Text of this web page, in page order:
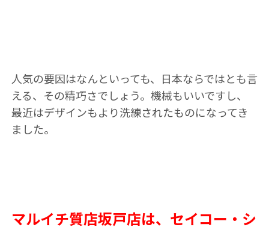
人気の要因はなんといっても、日本ならではとも言
える、その精巧さでしょう。機械もいいですし、
最近はデザインもより洗練されたものになってき
ました。
マルイチ質店坂戸店は、セイコー・シ